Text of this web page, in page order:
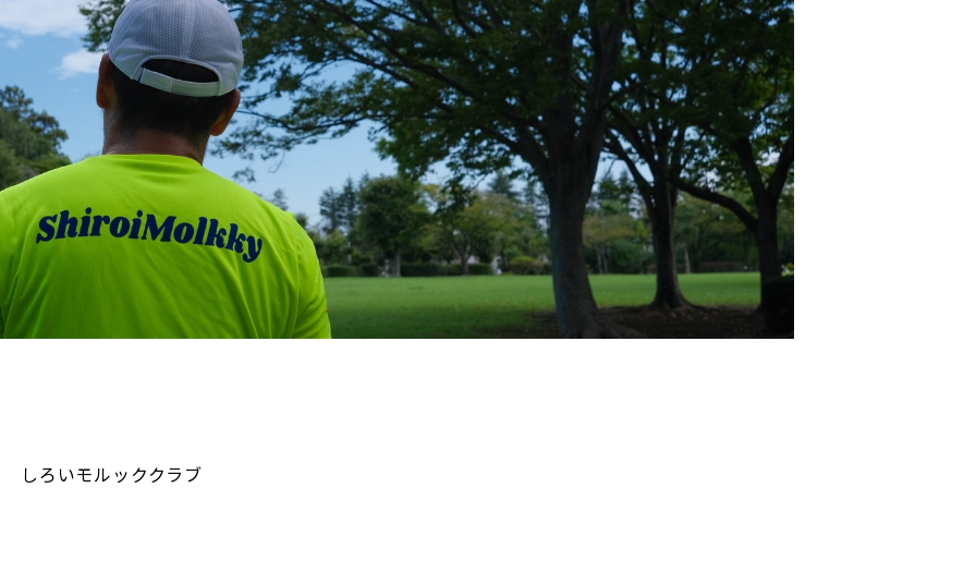
しろいモルッククラブ